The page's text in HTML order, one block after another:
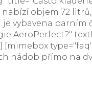
nabízí objem 72
vybavena
AeroPerfect?"
nádob přímo na